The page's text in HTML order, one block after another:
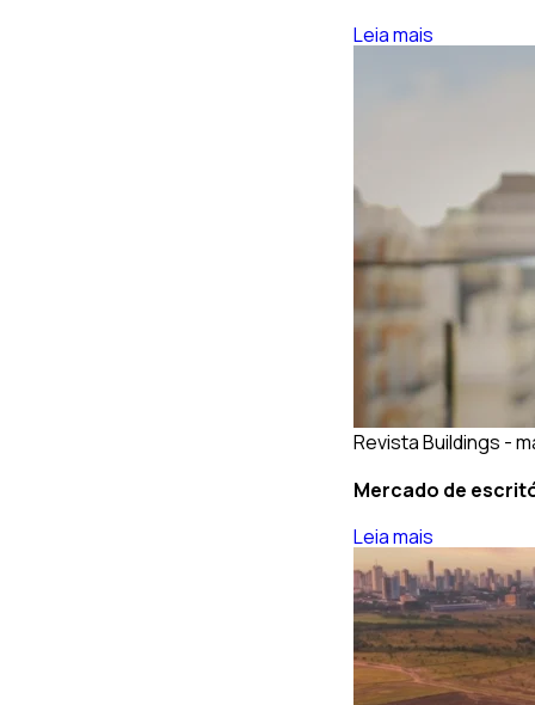
Leia mais
Revista Buildings -
Mercado de
Leia mais